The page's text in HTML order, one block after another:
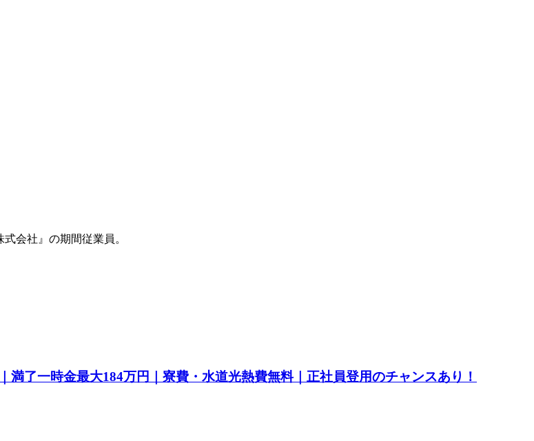
会社』の期間従業員。
了一時金最大184万円｜寮費・水道光熱費無料｜正社員登用のチャンスあり！